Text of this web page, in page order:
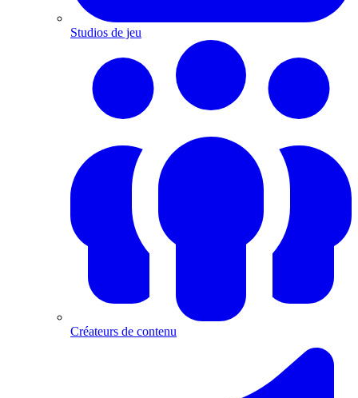
Studios de jeu
Créateurs de contenu